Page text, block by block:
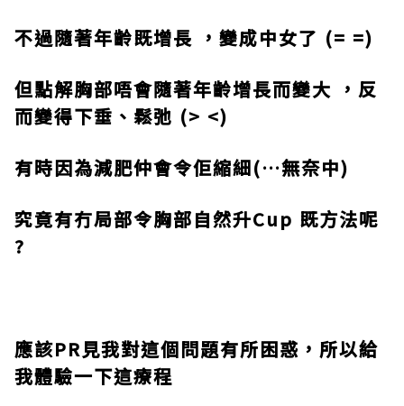
不過隨著年齡既增長 ，變成中女了 (= =)
但點解胸部唔會隨著年齡增長而變大 ，反
而變得下垂、鬆弛 (> <)
有時因為減肥仲會令佢縮細(…無奈中)
究竟有冇局部令胸部自然升Cup 既方法呢
?
應該PR見我對這個問題有所困惑，所以給
我體驗一下這療程